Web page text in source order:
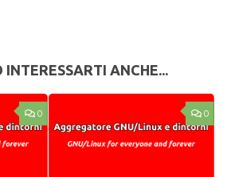
INTERESSARTI ANCHE...
0 0